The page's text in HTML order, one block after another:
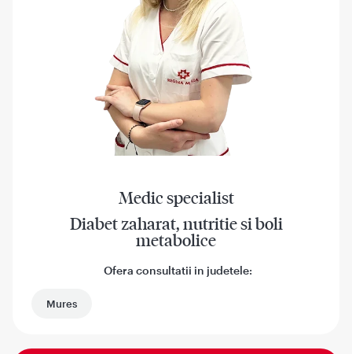
Medic specialist
Diabet zaharat, nutritie si boli
metabolice
Ofera consultatii in judetele:
Mures